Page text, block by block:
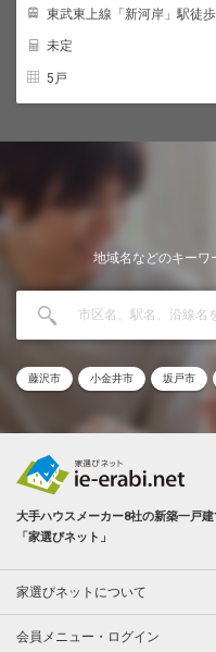
東武東上線「新河岸」駅徒
未定
5戸
地域名などのキーワ
藤沢市 小金井市 坂戸市
大手ハウスメーカー8社の新築一戸
「家選びネット」
家選びネットについて
会員メニュー・ログイン